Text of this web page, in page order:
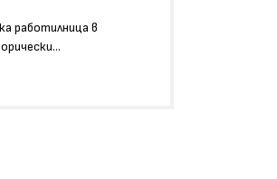
работилница в